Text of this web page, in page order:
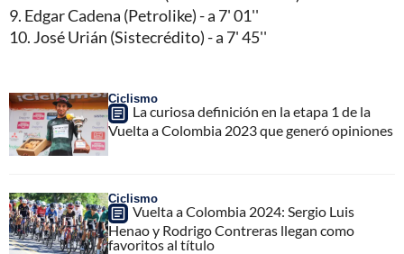
9. Edgar Cadena (Petrolike) - a 7' 01''
10. José Urián (Sistecrédito) - a 7' 45''
Ciclismo
La curiosa definición en la etapa 1 de la
Vuelta a Colombia 2023 que generó opiniones
Ciclismo
Vuelta a Colombia 2024: Sergio Luis
Henao y Rodrigo Contreras llegan como
favoritos al título